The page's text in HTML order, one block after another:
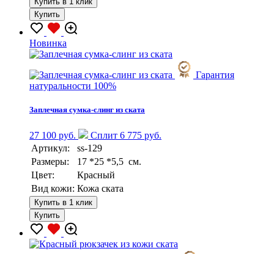
Купить
Новинка
Гарантия
натуральности 100%
Заплечная сумка-слинг из ската
27 100 руб.
Сплит 6 775 руб.
Артикул:
ss-129
Размеры:
17 *25 *5,5 см.
Цвет:
Красный
Вид кожи: Кожа ската
Купить в 1 клик
Купить